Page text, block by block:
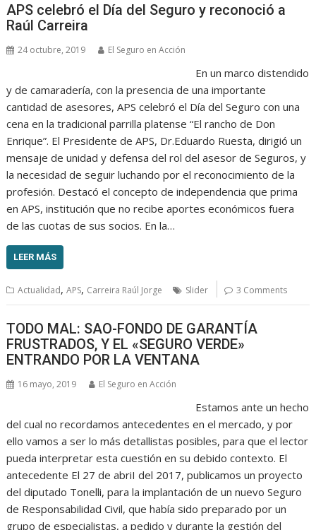
APS celebró el Día del Seguro y reconoció a
Raúl Carreira
24 octubre, 2019 El Seguro en Acción
En un marco distendido
y de camaradería, con la presencia de una importante
cantidad de asesores, APS celebró el Día del Seguro con una
cena en la tradicional parrilla platense “El rancho de Don
Enrique”. El Presidente de APS, Dr.Eduardo Ruesta, dirigió un
mensaje de unidad y defensa del rol del asesor de Seguros, y
la necesidad de seguir luchando por el reconocimiento de la
profesión. Destacó el concepto de independencia que prima
en APS, institución que no recibe aportes económicos fuera
de las cuotas de sus socios. En la…
LEER MÁS
Actualidad,APS, Carreira Raúl Jorge Slider 3 Comments
TODO MAL: SAO-FONDO DE GARANTÍA
FRUSTRADOS, Y EL «SEGURO VERDE»
ENTRANDO POR LA VENTANA
16 mayo, 2019 El Seguro en Acción
Estamos ante un hecho
del cual no recordamos antecedentes en el mercado, y por
ello vamos a ser lo más detallistas posibles, para que el lector
pueda interpretar esta cuestión en su debido contexto. El
antecedente El 27 de abriI del 2017, publicamos un proyecto
del diputado Tonelli, para la implantación de un nuevo Seguro
de Responsabilidad Civil, que había sido preparado por un
grupo de especialistas, a pedido y durante la gestión del